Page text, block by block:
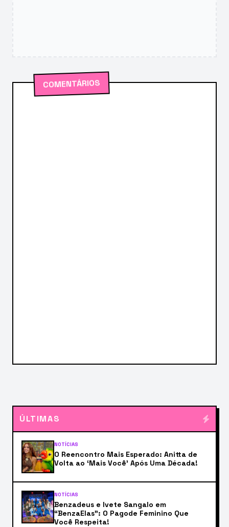
COMENTÁRIOS
ÚLTIMAS
NOTÍCIAS
O Reencontro Mais Esperado: Anitta de
Volta ao ‘Mais Você’ Após Uma Década!
NOTÍCIAS
Benzadeus e Ivete Sangalo em
“BenzaElas”: O Pagode Feminino Que
Você Respeita!